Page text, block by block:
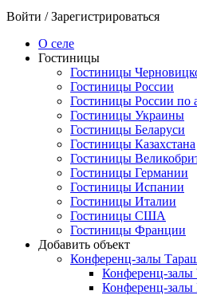
Войти /Зарегистрироваться
О селе
Гостиницы
Гостиницы
Гостиницы России
Гостиницы России по
Гостиницы Украины
Гостиницы Беларуси
Гостиницы Казахстана
Гостиницы
Гостиницы Германии
Гостиницы Испании
Гостиницы Италии
Гостиницы США
Гостиницы Франции
Добавить объект
Конференц-залы
Конференц-залы
Конференц-залы